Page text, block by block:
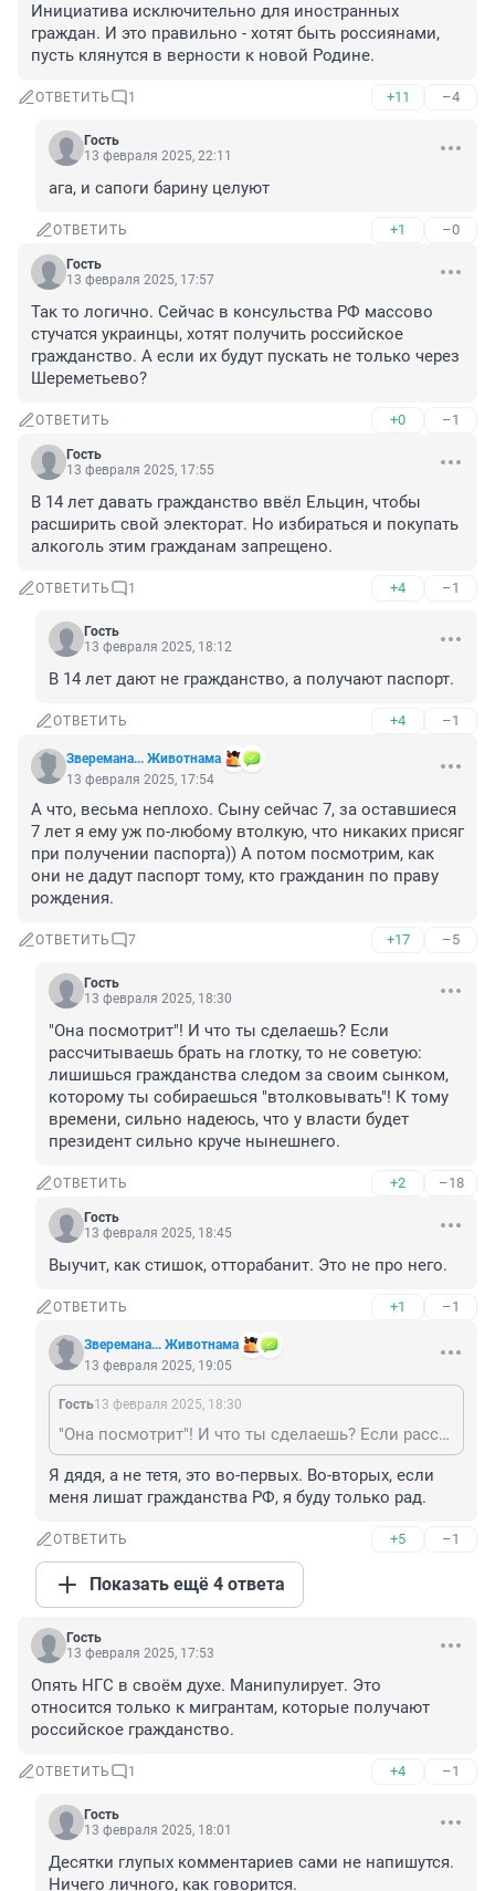
Инициатива исключительно для иностранных
граждан. И это правильно - хотят быть россиянами,
пусть клянутся в верности к новой Родине.
ОТВЕТИТЬ 1 +11 –4
Гость
13 февраля 2025, 22:11
ага, и сапоги барину целуют
ОТВЕТИТЬ +1 –0
Гость
13 февраля 2025, 17:57
Так то логично. Сейчас в консульства РФ массово
стучатся украинцы, хотят получить российское
гражданство. А если их будут пускать не только через
Шереметьево?
ОТВЕТИТЬ +0 –1
Гость
13 февраля 2025, 17:55
В 14 лет давать гражданство ввёл Ельцин, чтобы
расширить свой электорат. Но избираться и покупать
алкоголь этим гражданам запрещено.
ОТВЕТИТЬ 1 +4 –1
Гость
13 февраля 2025, 18:12
В 14 лет дают не гражданство, а получают паспорт.
ОТВЕТИТЬ +4 –1
Зверемана... Животнама
13 февраля 2025, 17:54
А что, весьма неплохо. Сыну сейчас 7, за оставшиеся
7 лет я ему уж по-любому втолкую, что никаких присяг
при получении паспорта)) А потом посмотрим, как
они не дадут паспорт тому, кто гражданин по праву
рождения.
ОТВЕТИТЬ 7 +17 –5
Гость
13 февраля 2025, 18:30
"Она посмотрит"! И что ты сделаешь? Если
рассчитываешь брать на глотку, то не советую:
лишишься гражданства следом за своим сынком,
которому ты собираешься "втолковывать"! К тому
времени, сильно надеюсь, что у власти будет
президент сильно круче нынешнего.
ОТВЕТИТЬ +2 –18
Гость
13 февраля 2025, 18:45
Выучит, как стишок, отторабанит. Это не про него.
ОТВЕТИТЬ +1 –1
Зверемана... Животнама
13 февраля 2025, 19:05
Гость13 февраля 2025, 18:30
"Она посмотрит"! И что ты сделаешь? Если рассчитываешь брать на глотку, то не советую: лишишься гражданства следом за своим сынком, которому ты собираешься "втолковывать"! К тому времени, сильно надеюсь, что у власти будет президент сильно круче нынешнего.
Я дядя, а не тетя, это во-первых. Во-вторых, если
меня лишат гражданства РФ, я буду только рад.
ОТВЕТИТЬ +5 –1
Показать ещё 4 ответа
Гость
13 февраля 2025, 17:53
Опять НГС в своём духе. Манипулирует. Это
относится только к мигрантам, которые получают
российское гражданство.
ОТВЕТИТЬ 1 +4 –1
Гость
13 февраля 2025, 18:01
Десятки глупых комментариев сами не напишутся.
Ничего личного, как говорится.